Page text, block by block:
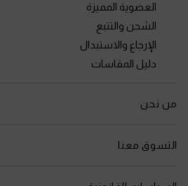
العضوية المميزة
الشحن والتتبع
الإرجاع والاستبدال
دليل المقاسات
من نحن
التسوق معنا